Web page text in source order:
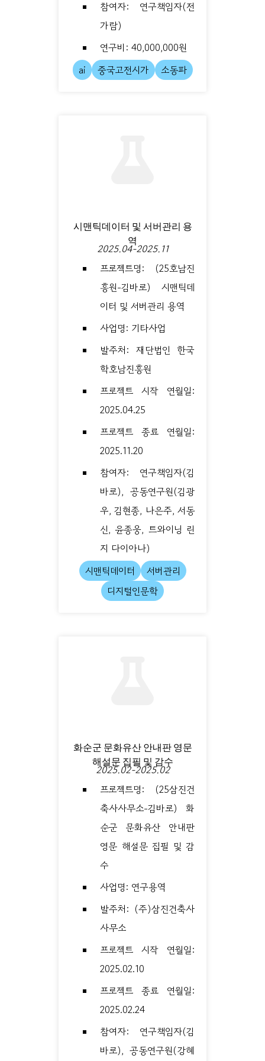
참여자: 연구책임자(전
가람)
연구비: 40,000,000원
ai
중국고전시가 소동파
시맨틱데이터 및 서버관리 용
역
2025.04-2025.11
프로젝트명: (25호남진
흥원-김바로) 시맨틱데
이터 및 서버관리 용역
사업명: 기타사업
발주처: 재단법인 한국
학호남진흥원
프로젝트 시작 연월일:
2025.04.25
프로젝트 종료 연월일:
2025.11.20
참여자: 연구책임자(김
바로), 공동연구원(김광
우, 김현종, 나은주, 서동
신, 윤종웅, 트와이닝 린
지 다이아나)
시맨틱데이터
서버관리
디지털인문학
화순군 문화유산 안내판 영문
해설문 집필 및 감수
2025.02-2025.02
프로젝트명: (25삼진건
축사사무소-김바로) 화
순군 문화유산 안내판
영문 해설문 집필 및 감
수
사업명: 연구용역
발주처: (주)삼진건축사
사무소
프로젝트 시작 연월일:
2025.02.10
프로젝트 종료 연월일:
2025.02.24
참여자: 연구책임자(김
바로), 공동연구원(강혜